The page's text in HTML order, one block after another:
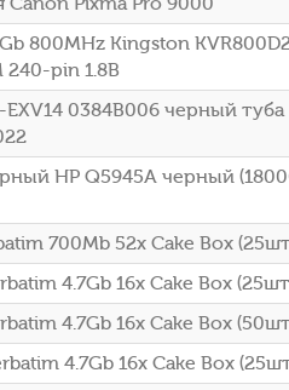
800MHz Kingston
240-pin 1.8В
0384B006 черный
HP Q5945A черный
700Mb 52x Cake Box
4.7Gb 16x Cake Box
4.7Gb 16x Cake Box
4.7Gb 16x Cake Box